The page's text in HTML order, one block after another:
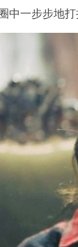
中一步步地打